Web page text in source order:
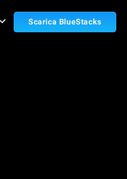
Scarica BlueStacks